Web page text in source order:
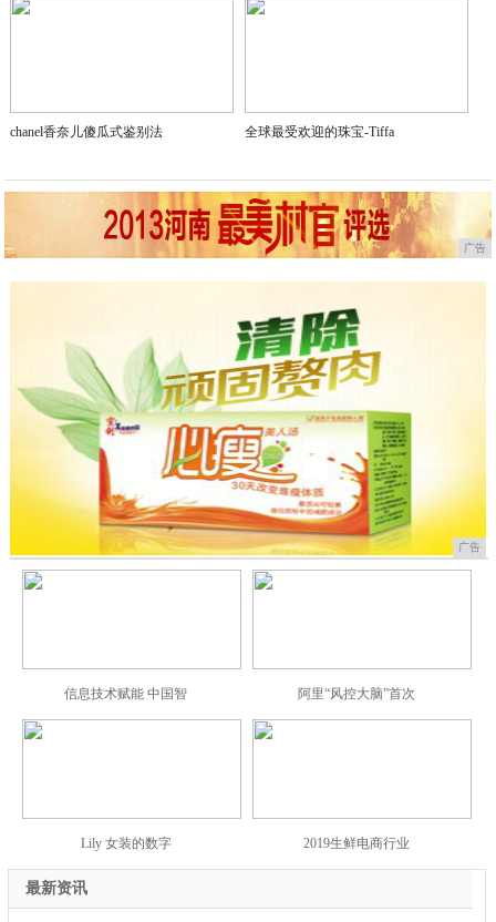
chanel香奈儿傻瓜式鉴别法 全球最受欢迎的珠宝-Tiffa
广告
广告
信息技术赋能 中国智 阿里“风控大脑”首次
Lily 女装的数字 2019生鲜电商行业
最新资讯